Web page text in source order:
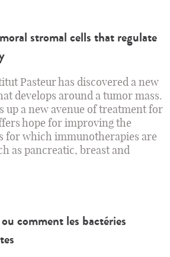
stromal cells that regulate
Pasteur has discovered a new
develops around a tumor mass.
up a new avenue of treatment for
hope for improving the
for which immunotherapies are
as pancreatic, breast and
comment les bactéries